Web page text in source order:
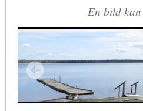
KOMMENTERA
En bild